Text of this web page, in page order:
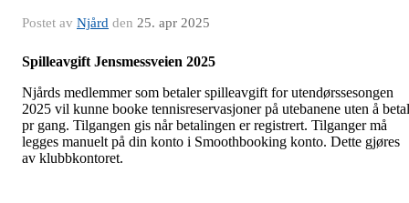
Postet av Njård den 25. apr 2025
Spilleavgift Jensmessveien 2025
Njårds medlemmer som betaler spilleavgift for utendørssesongen
2025 vil kunne booke tennisreservasjoner på utebanene uten å
pr gang. Tilgangen gis når betalingen er registrert. Tilganger må
legges manuelt på din konto i Smoothbooking konto. Dette gjøres
av klubbkontoret.